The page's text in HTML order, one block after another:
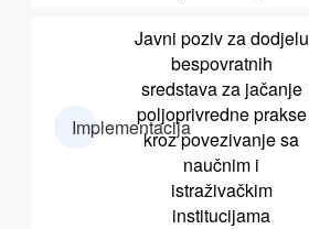
Implementacija
Javni poziv za dodjelu
bespovratnih
sredstava za jačanje
poljoprivredne prakse
kroz povezivanje sa
naučnim i
istraživačkim
institucijama